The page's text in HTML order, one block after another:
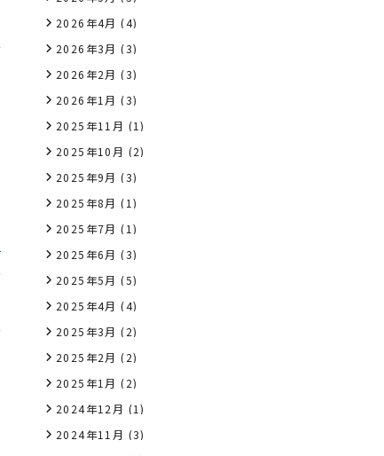
2026年4月 (4)
2026年3月 (3)
2026年2月 (3)
2026年1月 (3)
2025年11月 (1)
2025年10月 (2)
2025年9月 (3)
2025年8月 (1)
2025年7月 (1)
2025年6月 (3)
2025年5月 (5)
2025年4月 (4)
2025年3月 (2)
2025年2月 (2)
2025年1月 (2)
2024年12月 (1)
2024年11月 (3)